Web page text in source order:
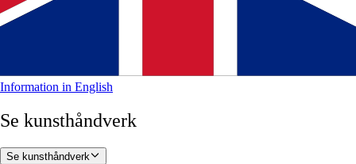
Information in English
Se kunsthåndverk
Se kunsthåndverk